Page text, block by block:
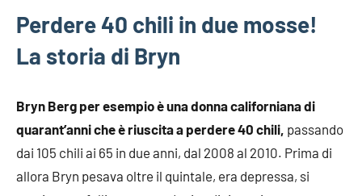
Perdere 40 chili in due mosse!
La storia di Bryn
Bryn Berg per esempio è una donna californiana di
quarant’anni che è riuscita a perdere 40 chili, passando
dai 105 chili ai 65 in due anni, dal 2008 al 2010. Prima di
allora Bryn pesava oltre il quintale, era depressa, si